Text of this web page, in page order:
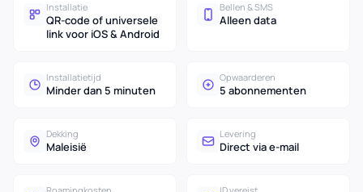
Installatie
QR-code of universele
link voor iOS & Android
Bellen & SMS
Alleen data
Installatietijd
Minder dan 5 minuten
Opwaarderen
5 abonnementen
Dekking
Maleisië
Levering
Direct via e-mail